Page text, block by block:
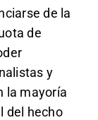
de la
de
y
la mayoría
del hecho